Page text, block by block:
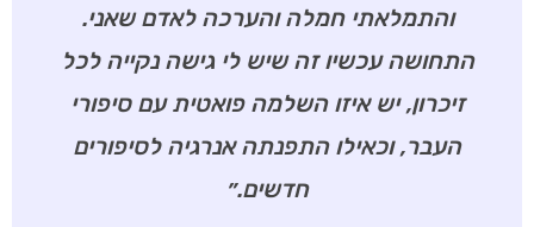
והתמלאתי חמלה והערכה לאדם שאני.
התחושה עכשיו זה שיש לי גישה נקייה לכל
זיכרון, יש איזו השלמה פואטית עם סיפורי
העבר, וכאילו התפנתה אנרגיה לסיפורים
חדשים.״